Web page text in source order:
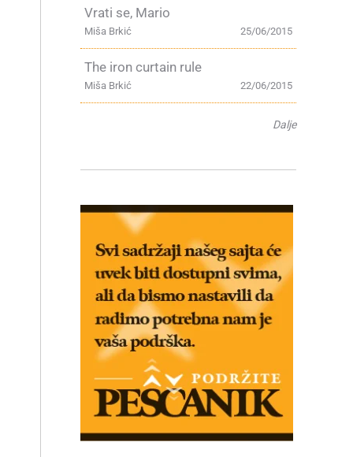
Vrati se, Mario
25/06/2015
Miša Brkić
The iron curtain rule
22/06/2015
Miša Brkić
Dalje